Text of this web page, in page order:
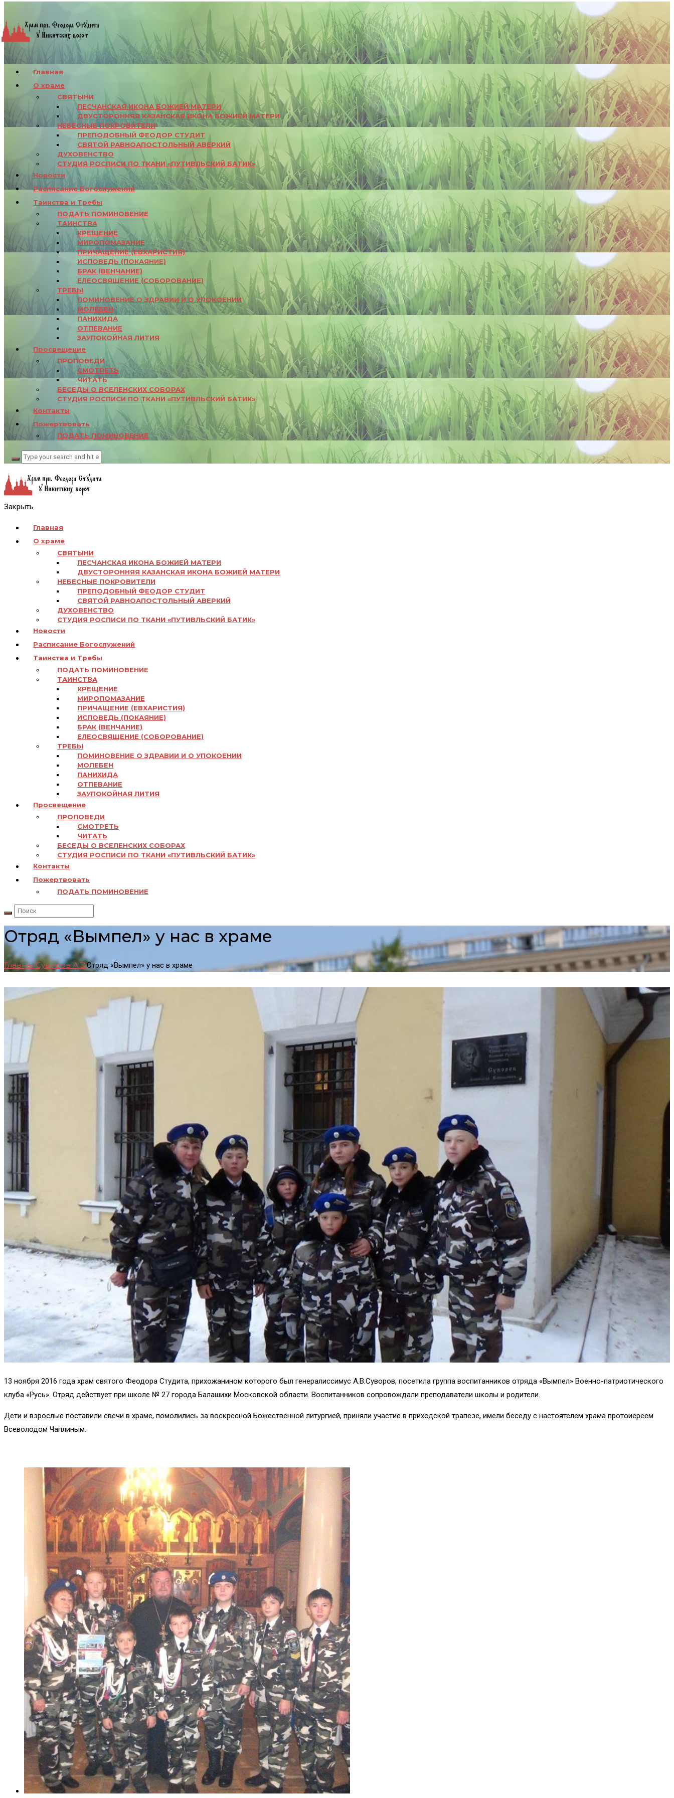
Главная
О храме
СВЯТЫНИ
ПЕСЧАНСКАЯ ИКОНА БОЖИЕЙ МАТЕРИ
ДВУСТОРОННЯЯ КАЗАНСКАЯ ИКОНА БОЖИЕЙ МАТЕРИ
НЕБЕСНЫЕ ПОКРОВИТЕЛИ
ПРЕПОДОБНЫЙ ФЕОДОР СТУДИТ
СВЯТОЙ РАВНОАПОСТОЛЬНЫЙ АВЕРКИЙ
ДУХОВЕНСТВО
СТУДИЯ РОСПИСИ ПО ТКАНИ «ПУТИВЛЬСКИЙ БАТИК»
Новости
Расписание Богослужений
Таинства и Требы
ПОДАТЬ ПОМИНОВЕНИЕ
ТАИНСТВА
КРЕЩЕНИЕ
МИРОПОМАЗАНИЕ
ПРИЧАЩЕНИЕ (ЕВХАРИСТИЯ)
ИСПОВЕДЬ (ПОКАЯНИЕ)
БРАК (ВЕНЧАНИЕ)
ЕЛЕОСВЯЩЕНИЕ (СОБОРОВАНИЕ)
ТРЕБЫ
ПОМИНОВЕНИЕ О ЗДРАВИИ И О УПОКОЕНИИ
МОЛЕБЕН
ПАНИХИДА
ОТПЕВАНИЕ
ЗАУПОКОЙНАЯ ЛИТИЯ
Просвещение
ПРОПОВЕДИ
СМОТРЕТЬ
ЧИТАТЬ
БЕСЕДЫ О ВСЕЛЕНСКИХ СОБОРАХ
СТУДИЯ РОСПИСИ ПО ТКАНИ «ПУТИВЛЬСКИЙ БАТИК»
Контакты
Пожертвовать
ПОДАТЬ ПОМИНОВЕНИЕ
Закрыть
Главная
О храме
СВЯТЫНИ
ПЕСЧАНСКАЯ ИКОНА БОЖИЕЙ МАТЕРИ
ДВУСТОРОННЯЯ КАЗАНСКАЯ ИКОНА БОЖИЕЙ МАТЕРИ
НЕБЕСНЫЕ ПОКРОВИТЕЛИ
ПРЕПОДОБНЫЙ ФЕОДОР СТУДИТ
СВЯТОЙ РАВНОАПОСТОЛЬНЫЙ АВЕРКИЙ
ДУХОВЕНСТВО
СТУДИЯ РОСПИСИ ПО ТКАНИ «ПУТИВЛЬСКИЙ БАТИК»
Новости
Расписание Богослужений
Таинства и Требы
ПОДАТЬ ПОМИНОВЕНИЕ
ТАИНСТВА
КРЕЩЕНИЕ
МИРОПОМАЗАНИЕ
ПРИЧАЩЕНИЕ (ЕВХАРИСТИЯ)
ИСПОВЕДЬ (ПОКАЯНИЕ)
БРАК (ВЕНЧАНИЕ)
ЕЛЕОСВЯЩЕНИЕ (СОБОРОВАНИЕ)
ТРЕБЫ
ПОМИНОВЕНИЕ О ЗДРАВИИ И О УПОКОЕНИИ
МОЛЕБЕН
ПАНИХИДА
ОТПЕВАНИЕ
ЗАУПОКОЙНАЯ ЛИТИЯ
Просвещение
ПРОПОВЕДИ
СМОТРЕТЬ
ЧИТАТЬ
БЕСЕДЫ О ВСЕЛЕНСКИХ СОБОРАХ
СТУДИЯ РОСПИСИ ПО ТКАНИ «ПУТИВЛЬСКИЙ БАТИК»
Контакты
Пожертвовать
ПОДАТЬ ПОМИНОВЕНИЕ
Отряд «Вымпел» у нас в храме
ГлавнаяСуворов А.В.Отряд «Вымпел» у нас в храме
13 ноября 2016 года храм святого Феодора Студита, прихожанином которого был генералиссимус А.В.Суворов, посетила группа воспитанников отряда «Вымпел» Военно-патриотического
клуба «Русь». Отряд действует при школе № 27 города Балашихи Московской области. Воспитанников сопровождали преподаватели школы и родители.
Дети и взрослые поставили свечи в храме, помолились за воскресной Божественной литургией, приняли участие в приходской трапезе, имели беседу с настоятелем храма протоиереем
Всеволодом Чаплиным.